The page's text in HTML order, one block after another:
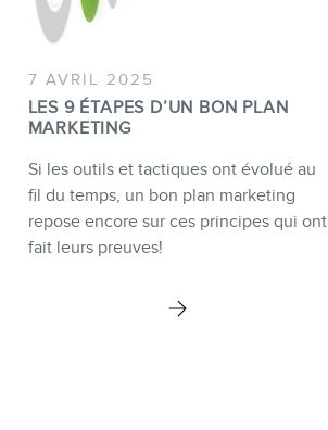
7 AVRIL 2025
LES 9 ÉTAPES D’UN BON PLAN
MARKETING
Si les outils et tactiques ont évolué au
fil du temps, un bon plan marketing
repose encore sur ces principes qui ont
fait leurs preuves!